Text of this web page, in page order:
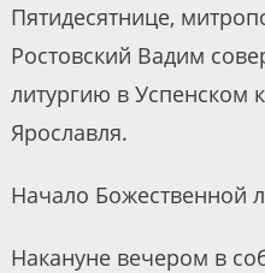
Пятидесятнице,
Ростовский Вадим
литургию в Успенском
Ярославля.
Начало Божественной
Накануне вечером в